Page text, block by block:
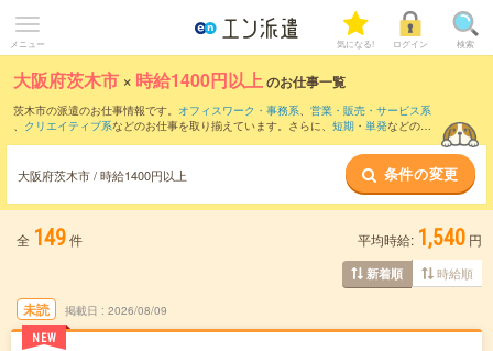
メニュー 気になる! ログイン 検索
大阪府茨木市 × 時給1400円以上のお仕事一覧
茨木市の派遣のお仕事情報です。 オフィスワーク・事務系、 営業・販売・サービス系
、 クリエイティブ系などのお仕事を取り揃えています。さらに、 短期 ・ 単発などの期
大阪府茨木市 / 時給1400円以上 条件の変更
全 149件 平均時給: 1,540 円
新着順 時給順
未読
NEW
掲載日 2026/08/09